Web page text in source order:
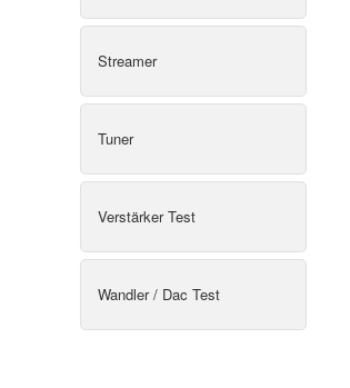
Streamer
Tuner
Verstärker Test
Wandler / Dac Test